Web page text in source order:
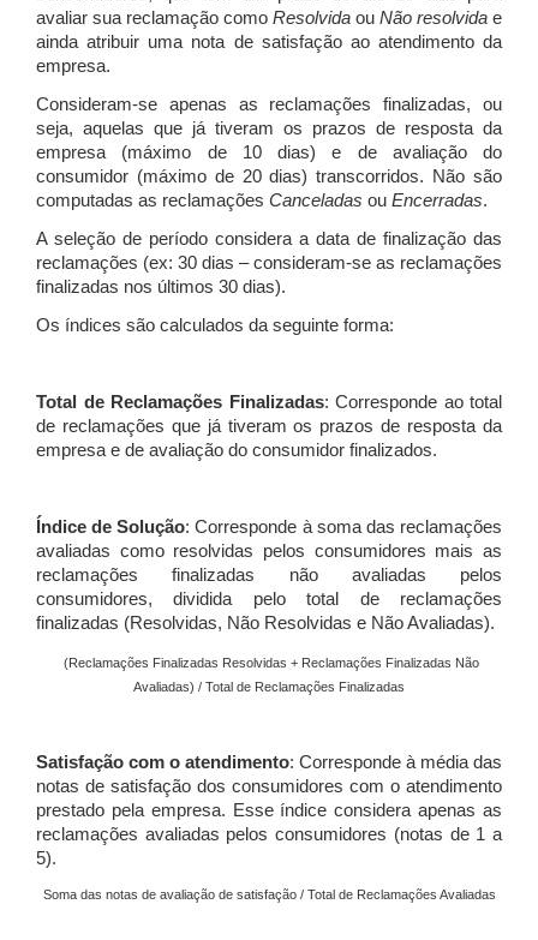
avaliar sua reclamação como Resolvida ou Não resolvida e
ainda atribuir uma nota de satisfação ao atendimento da
empresa.
Consideram-se apenas as reclamações finalizadas, ou
seja, aquelas que já tiveram os prazos de resposta da
empresa (máximo de 10 dias) e de avaliação do
consumidor (máximo de 20 dias) transcorridos. Não são
computadas as reclamações Canceladas ou Encerradas.
A seleção de período considera a data de finalização das
reclamações (ex: 30 dias – consideram-se as reclamações
finalizadas nos últimos 30 dias).
Os índices são calculados da seguinte forma:
Total de Reclamações Finalizadas: Corresponde ao total
de reclamações que já tiveram os prazos de resposta da
empresa e de avaliação do consumidor finalizados.
Índice de Solução: Corresponde à soma das reclamações
avaliadas como resolvidas pelos consumidores mais as
reclamações finalizadas não avaliadas pelos
consumidores, dividida pelo total de reclamações
finalizadas (Resolvidas, Não Resolvidas e Não Avaliadas).
(Reclamações Finalizadas Resolvidas + Reclamações Finalizadas Não
Avaliadas) / Total de Reclamações Finalizadas
Satisfação com o atendimento: Corresponde à média das
notas de satisfação dos consumidores com o atendimento
prestado pela empresa. Esse índice considera apenas as
reclamações avaliadas pelos consumidores (notas de 1 a
5).
Soma das notas de avaliação de satisfação / Total de Reclamações Avaliadas